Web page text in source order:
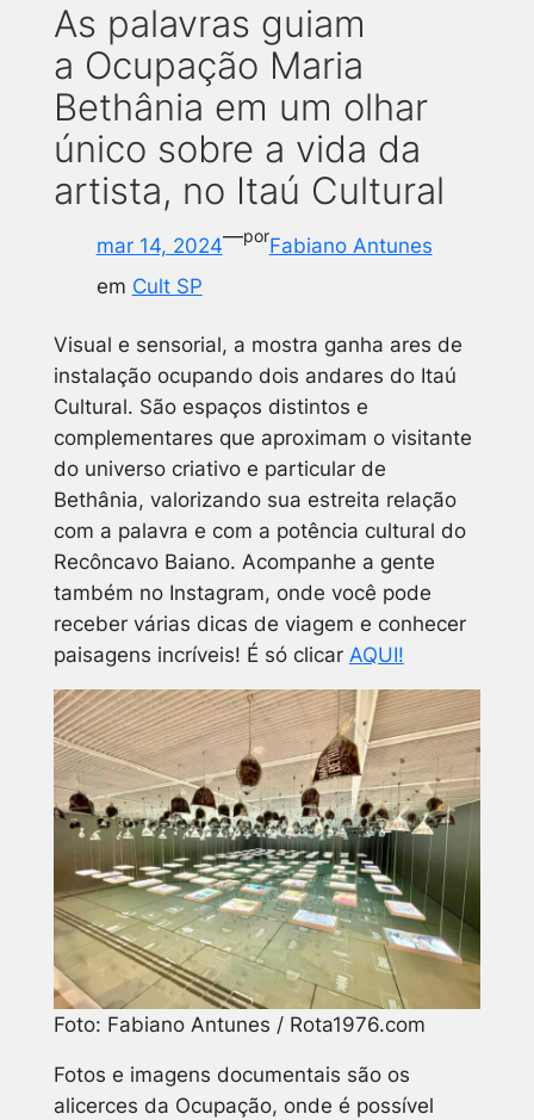
As palavras guiam
a Ocupação Maria
Bethânia em um olhar
único sobre a vida da
artista, no Itaú Cultural
mar 14, 2024—porFabiano Antunes
em Cult SP
Visual e sensorial, a mostra ganha ares de
instalação ocupando dois andares do Itaú
Cultural. São espaços distintos e
complementares que aproximam o visitante
do universo criativo e particular de
Bethânia, valorizando sua estreita relação
com a palavra e com a potência cultural do
Recôncavo Baiano. Acompanhe a gente
também no Instagram, onde você pode
receber várias dicas de viagem e conhecer
paisagens incríveis! É só clicar AQUI!
Foto: Fabiano Antunes / Rota1976.com
Fotos e imagens documentais são os
alicerces da Ocupação, onde é possível